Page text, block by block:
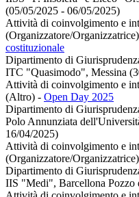
(05/05/2025 - 06/05/2025)
Attività di coinvolgimento e
(Organizzatore/Organizzatrice)
costituzionale
Dipartimento di
ITC "Quasimodo", Messina
Attività di coinvolgimento e
(Altro) - Open Day 2025
Dipartimento di
Polo Annunziata
16/04/2025)
Attività di coinvolgimento e
(Organizzatore/Organizzatrice)
Dipartimento di
IIS "Medi", Barcellona Pozzo